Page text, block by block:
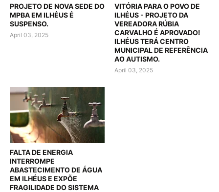
PROJETO DE NOVA SEDE DO
MPBA EM ILHÉUS É
SUSPENSO.
April 03, 2025
VITÓRIA PARA O POVO DE
ILHÉUS - PROJETO DA
VEREADORA RÚBIA
CARVALHO É APROVADO!
ILHÉUS TERÁ CENTRO
MUNICIPAL DE REFERÊNCIA
AO AUTISMO.
April 03, 2025
FALTA DE ENERGIA
INTERROMPE
ABASTECIMENTO DE ÁGUA
EM ILHÉUS E EXPÕE
FRAGILIDADE DO SISTEMA